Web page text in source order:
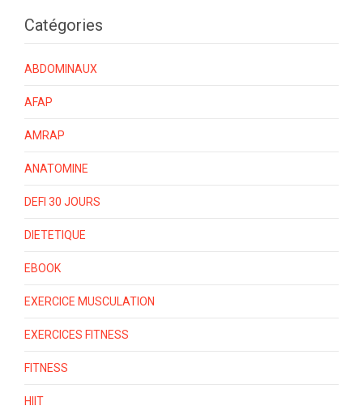
Catégories
ABDOMINAUX
AFAP
AMRAP
ANATOMINE
DEFI 30 JOURS
DIETETIQUE
EBOOK
EXERCICE MUSCULATION
EXERCICES FITNESS
FITNESS
HIIT